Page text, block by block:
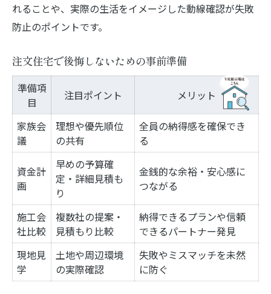
れることや、実際の生活をイメージした動線確認が失敗
防止のポイントです。
注文住宅で後悔しないための事前準備
準備項
目
注目ポイント メリット
家族会
議
理想や優先順位
の共有
全員の納得感を確保でき
る
資金計
画
早めの予算確
定・詳細見積も
り
金銭的な余裕・安心感に
つながる
施工会
社比較
複数社の提案・
見積もり比較
納得できるプランや信頼
できるパートナー発見
現地見
学
土地や周辺環境
の実際確認
失敗やミスマッチを未然
に防ぐ